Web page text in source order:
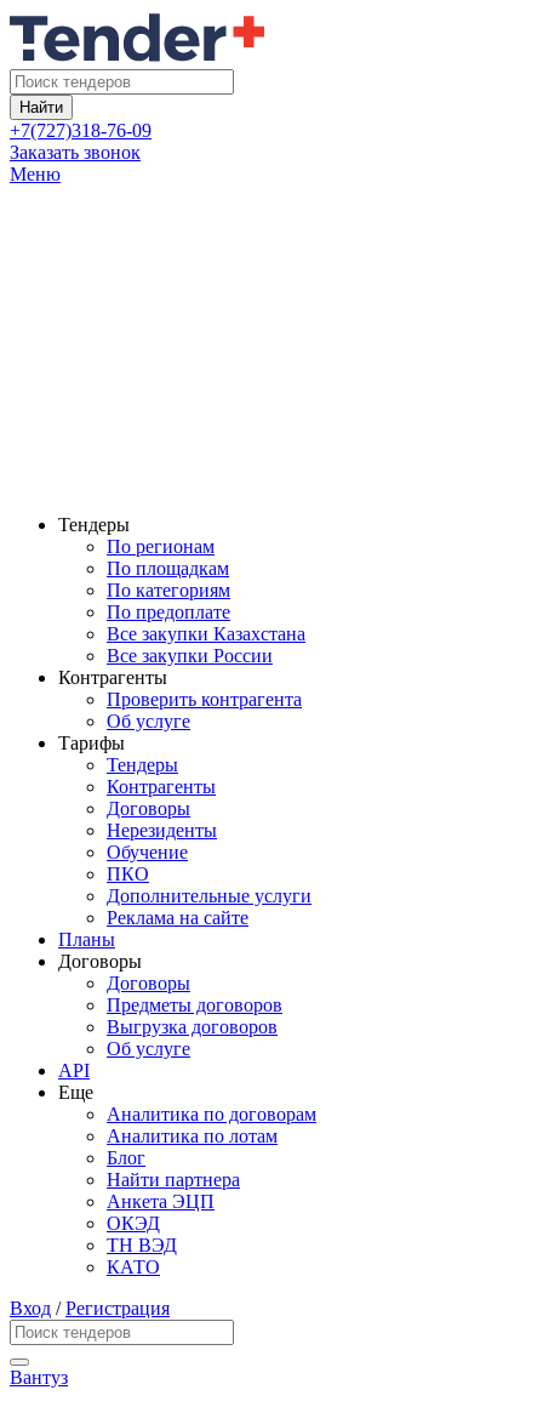
Найти
+7(727)318-76-09
Заказать звонок
Меню
Тендеры
По регионам
По площадкам
По категориям
По предоплате
Все закупки Казахстана
Все закупки России
Контрагенты
Проверить контрагента
Об услуге
Тарифы
Тендеры
Контрагенты
Договоры
Нерезиденты
Обучение
ПКО
Дополнительные услуги
Реклама на сайте
Планы
Договоры
Договоры
Предметы договоров
Выгрузка договоров
Об услуге
API
Еще
Аналитика по договорам
Аналитика по лотам
Блог
Найти партнера
Анкета ЭЦП
ОКЭД
ТН ВЭД
КАТО
Вход /Регистрация
Вантуз